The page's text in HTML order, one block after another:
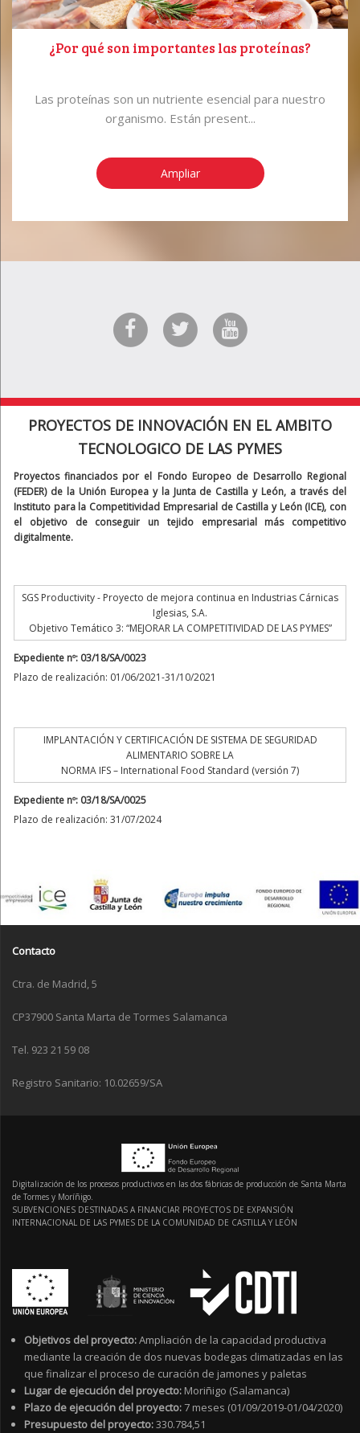
¿Por qué son importantes las proteínas?
Las proteínas son un nutriente esencial para nuestro
organismo. Están present...
Ampliar
PROYECTOS DE INNOVACIÓN EN EL AMBITO
TECNOLOGICO DE LAS PYMES
Proyectos financiados por el Fondo Europeo de Desarrollo Regional
(FEDER) de la Unión Europea y la Junta de Castilla y León, a través del
Instituto para la Competitividad Empresarial de Castilla y León (ICE), con
el objetivo de conseguir un tejido empresarial más competitivo
digitalmente.
SGS Productivity - Proyecto de mejora continua en Industrias Cárnicas
Iglesias, S.A.
Objetivo Temático 3: “MEJORAR LA COMPETITIVIDAD DE LAS PYMES”
Expediente nº: 03/18/SA/0023
Plazo de realización: 01/06/2021-31/10/2021
IMPLANTACIÓN Y CERTIFICACIÓN DE SISTEMA DE SEGURIDAD
ALIMENTARIO SOBRE LA
NORMA IFS – International Food Standard (versión 7)
Expediente nº: 03/18/SA/0025
Plazo de realización: 31/07/2024
Contacto
Ctra. de Madrid, 5
CP37900 Santa Marta de Tormes Salamanca
Tel. 923 21 59 08
Registro Sanitario: 10.02659/SA
Digitalización de los procesos productivos en las dos fábricas de producción de Santa Marta
de Tormes y Moríñigo.
SUBVENCIONES DESTINADAS A FINANCIAR PROYECTOS DE EXPANSIÓN
INTERNACIONAL DE LAS PYMES DE LA COMUNIDAD DE CASTILLA Y LEÓN
Objetivos del proyecto:Ampliación de la capacidad productiva
mediante la creación de dos nuevas bodegas climatizadas en las
que finalizar el proceso de curación de jamones y paletas
Lugar de ejecución del proyecto: Moriñigo (Salamanca)
Plazo de ejecución del proyecto:7 meses (01/09/2019-01/04/2020)
Presupuesto del proyecto:330.784,51